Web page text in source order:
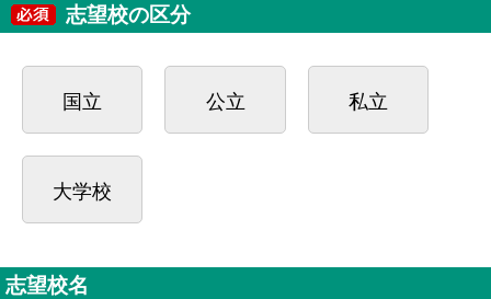
志望校の区分
国立 公立 私立
大学校
志望校名